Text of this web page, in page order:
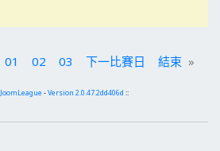
01 02 03 下一比賽日 結束 »
JoomLeague -Version 2.0.47.2dd406d ::